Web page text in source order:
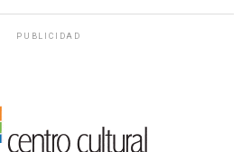
PUBLICIDAD